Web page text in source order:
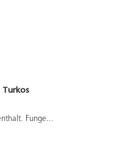
Turkos
Funge...